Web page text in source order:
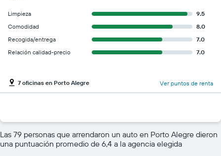
Limpieza
9.5
Comodidad
8.0
Recogida/entrega
7.0
Relación calidad-precio
7.0
7 oficinas en Porto Alegre Ver puntos de renta
Las 79 personas que arrendaron un auto en Porto Alegre dieron
una puntuación promedio de 6,4 a la agencia elegida